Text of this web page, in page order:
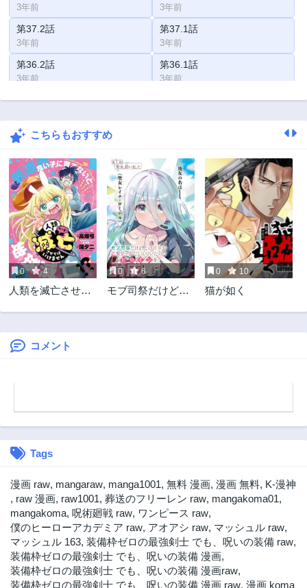
3年前 3年前
第37.2話
3年前
第37.1話
3年前
第36.2話
3年前
第36.1話
3年前
第35.2話 第35.1話
第34.2話
第33.2話
3年前
第33.1話
3年前
第32.2話
3年前
第32.1話
3年前
第31.2話
3年前
第31.1話
3年前
第30.2話
3年前
第30.1話
3年前
第29.2話 第29.1話
第28.2話
第25.2話
第24.2話
3年前
第24.1話
3年前
第23.2話
3年前
第23.1話
3年前
第22話
3年前
第21話
3年前
こちらもおすすめ
0 4
人類を滅亡させて
0 6
モブ司祭だけど、
のでヒロインを育
0 10
猫が如く
コメント
Tags
漫画 raw, mangaraw, manga1001, 無料 漫画, 漫画 無料, K-漫神
, raw 漫画, raw1001, 葬送のフリーレン raw, mangakoma01,
mangakoma, 呪術廻戦 raw, ワンピース raw,
僕のヒーローアカデミア raw, アオアシ raw, マッシュル raw,
マッシュル 163, 装備枠ゼロの最強剣士 でも、呪いの装備 raw,
装備枠ゼロの最強剣士 でも、呪いの装備 漫画,
装備枠ゼロの最強剣士 でも、呪いの装備 漫画raw,
装備枠ゼロの最強剣士 でも、呪いの装備 漫画 raw, 漫画 koma